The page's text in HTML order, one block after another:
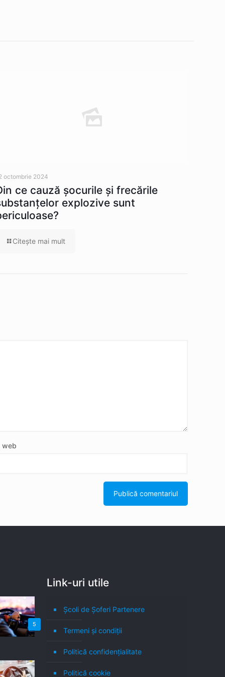
octombrie 2024
ce cauză şocurile şi frecările
explozive sunt
Citeşte mai mult
web
5
Link-uri utile
Școli de Șoferi Partenere
Termeni şi condiţii
Politică confidenţialitate
Politică cookie